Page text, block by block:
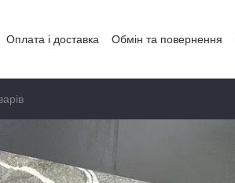
Оплата і доставка Обмін та повернення